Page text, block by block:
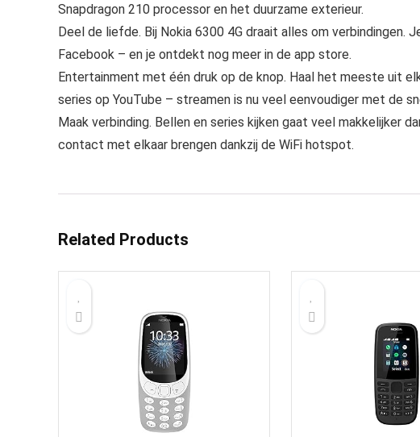
Snapdragon 210 processor en het duurzame exterieur.
Deel de liefde. Bij Nokia 6300 4G draait alles om verbindingen.
Facebook – en je ontdekt nog meer in de app store.
Entertainment met één druk op de knop. Haal het meeste uit
series op YouTube – streamen is nu veel eenvoudiger met de
Maak verbinding. Bellen en series kijken gaat veel makkelijker
contact met elkaar brengen dankzij de WiFi hotspot.
Related Products